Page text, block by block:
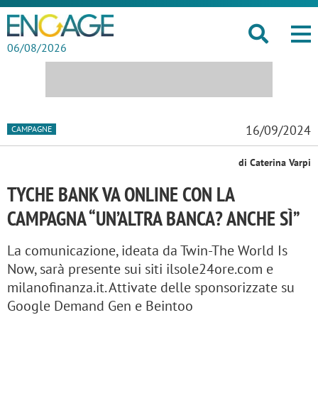
06/08/2026
CAMPAGNE 16/09/2024
di Caterina Varpi
TYCHE BANK VA ONLINE CON LA
CAMPAGNA “UN’ALTRA BANCA? ANCHE SÌ”
La comunicazione, ideata da Twin-The World Is
Now, sarà presente sui siti ilsole24ore.com e
milanofinanza.it. Attivate delle sponsorizzate su
Google Demand Gen e Beintoo